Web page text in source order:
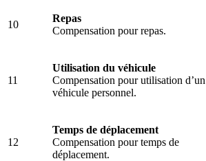
10
Repas
Compensation pour repas.
11
Utilisation du véhicule
Compensation pour utilisation d’un
véhicule personnel.
12
Temps de déplacement
Compensation pour temps de
déplacement.